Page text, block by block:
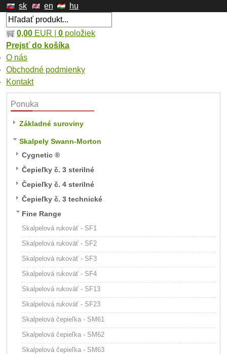
sk en hu
0,00 EUR | 0 položiek
Prejsť do košíka
O nás
Obchodné podmienky
Kontakt
Ponuka
Základné suroviny
Skalpely Swann-Morton
Cygnetic ®
Čepieľky č. 3 sterilné
Čepieľky č. 4 sterilné
Čepieľky č. 3 technické
Fine Range
Skalpelová rukoväť - SF1
Skalpelová rukoväť - SF2
Skalpelová rukoväť - SF3
Skalpelová rukoväť - SF4
Skalpelová rukoväť - SF13
Skalpelová rukoväť - SF23
Skalpelová čepieľka - SM61
Skalpelová čepieľka - SM62
Skalpelová čepieľka - SM63